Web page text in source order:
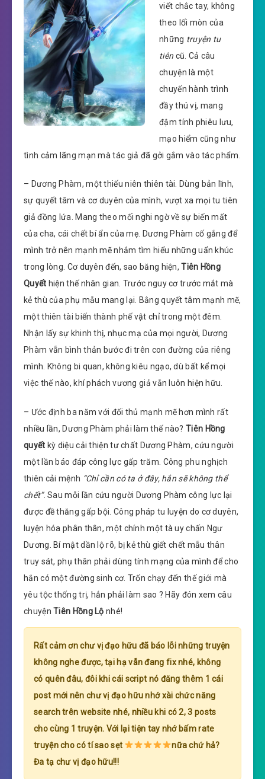
viết chắc tay, không
theo lối mòn của
những truyện tu
tiên cũ. Cả câu
chuyện là một
chuyến hành trình
đầy thú vị, mang
đậm tính phiêu lưu,
mạo hiểm cũng như
tình cảm lãng mạn mà tác giả đã gởi gắm vào tác phẩm.
– Dương Phàm, một thiếu niên thiên tài. Dùng bản lĩnh,
sự quyết tâm và cơ duyên của mình, vượt xa mọi tu tiên
giả đồng lứa. Mang theo mối nghi ngờ về sự biến mất
của cha, cái chết bí ẩn của mẹ. Dương Phàm cố gắng để
mình trở nên mạnh mẽ nhắm tìm hiểu những uẩn khúc
trong lòng. Cơ duyên đến, sao băng hiện,Tiên Hồng
Quyết hiện thế nhân gian. Trước nguy cơ trước mắt mà
kẻ thù của phụ mẫu mang lại. Bằng quyết tâm mạnh mẽ,
một thiên tài biến thành phế vật chỉ trong một đêm.
Nhận lấy sự khinh thị, nhục mạ của mọi người, Dương
Phàm vẫn bình thản bước đi trên con đường của riêng
mình. Không bi quan, không kiêu ngạo, dù bất kể mọi
việc thế nào, khí phách vương giả vẫn luôn hiện hữu.
– Ước định ba năm với đối thủ mạnh mẽ hơn mình rất
nhiều lần, Dương Phàm phải làm thế nào? Tiên Hồng
quyết kỳ diệu cải thiện tư chất Dương Phàm, cứu người
một lần báo đáp công lực gấp trăm. Công phu nghịch
thiên cải mệnh “Chỉ cần có ta ở đây, hắn sẽ không thể
chết”. Sau mỗi lần cứu người Dương Phàm công lực lại
được đề thăng gấp bội. Công pháp tu luyện do cơ duyên,
luyện hóa phân thân, một chính một tà uy chấn Ngư
Dương. Bí mật dần lộ rõ, bị kẻ thù giết chết mẫu thân
truy sát, phụ thân phải dùng tính mạng của mình để cho
hắn có một đường sinh cơ. Trốn chạy đến thế giới mà
yêu tộc thống trị, hắn phải làm sao ? Hãy đón xem câu
chuyệnTiên Hồng Lộ nhé!
Rất cảm ơn chư vị đạo hữu đã báo lỗi những truyện
không nghe được, tại hạ vẫn đang fix nhé, không
có quên đâu, đôi khi cái script nó đăng thêm 1 cái
post mới nên chư vị đạo hữu nhớ xài chức năng
search trên website nhé, nhiều khi có 2, 3 posts
cho cùng 1 truyện. Với lại tiện tay nhớ bấm rate
truyện cho có tí sao sẹt
nữa chứ hả?
Đa tạ chư vị đạo hữu!!!